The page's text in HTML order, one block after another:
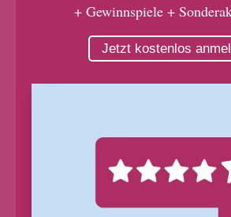
+ Gewinnspiele +
Jetzt kostenlos